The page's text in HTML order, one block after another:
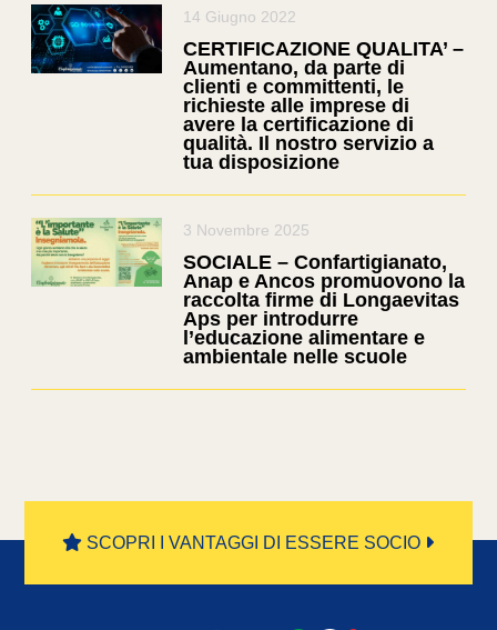
14 Giugno 2022
CERTIFICAZIONE QUALITA’ –
Aumentano, da parte di
clienti e committenti, le
richieste alle imprese di
avere la certificazione di
qualità. Il nostro servizio a
tua disposizione
3 Novembre 2025
SOCIALE – Confartigianato,
Anap e Ancos promuovono la
raccolta firme di Longaevitas
Aps per introdurre
l’educazione alimentare e
ambientale nelle scuole
SCOPRI I VANTAGGI DI ESSERE SOCIO